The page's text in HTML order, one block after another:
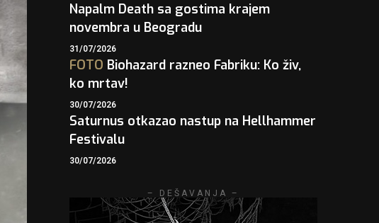
Napalm Death sa gostima krajem
novembra u Beogradu
31/07/2026
FOTO Biohazard razneo Fabriku: Ko živ,
ko mrtav!
30/07/2026
Saturnus otkazao nastup na Hellhammer
Festivalu
30/07/2026
– DEŠAVANJA –